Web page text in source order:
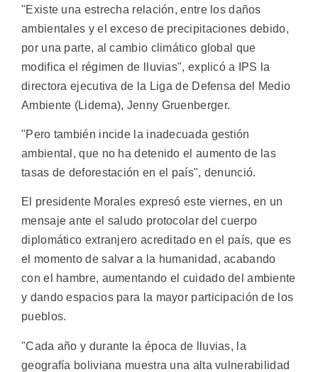
"Existe una estrecha relación, entre los daños
ambientales y el exceso de precipitaciones debido,
por una parte, al cambio climático global que
modifica el régimen de lluvias", explicó a IPS la
directora ejecutiva de la Liga de Defensa del Medio
Ambiente (Lidema), Jenny Gruenberger.
"Pero también incide la inadecuada gestión
ambiental, que no ha detenido el aumento de las
tasas de deforestación en el país", denunció.
El presidente Morales expresó este viernes, en un
mensaje ante el saludo protocolar del cuerpo
diplomático extranjero acreditado en el país, que es
el momento de salvar a la humanidad, acabando
con el hambre, aumentando el cuidado del ambiente
y dando espacios para la mayor participación de los
pueblos.
"Cada año y durante la época de lluvias, la
geografía boliviana muestra una alta vulnerabilidad